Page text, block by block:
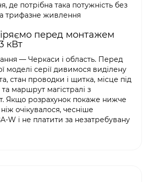
де потрібна така потужність без
трифазне живлення
перед монтажем
кВт
— Черкаси і область. Перед
моделі серії дивимося виділену
стан проводки і щитка, місце під
маршрут магістралі з
Якщо розрахунок покаже нижче
очікувалося, чесніше
W і не платити за незатребувану